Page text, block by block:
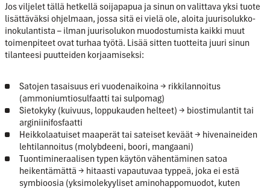
Jos viljelet tällä hetkellä soijapapua ja sinun on valittava yksi tuote
lisättäväksi ohjelmaan, jossa sitä ei vielä ole, aloita juurisolukko-
inokulantista – ilman juurisolukon muodostumista kaikki muut
toimenpiteet ovat turhaa työtä. Lisää sitten tuotteita juuri sinun
tilanteesi puutteiden korjaamiseksi:
Satojen tasaisuus eri vuodenaikoina → rikkilannoitus
(ammoniumtiosulfaatti tai sulpomag)
Sietokyky (kuivuus, loppukauden helteet) → biostimulantit tai
arginiinifosfaatti
Heikkolaatuiset maaperät tai sateiset keväät→ hivenaineiden
lehtilannoitus (molybdeeni, boori, mangaani)
Tuontimineraalisen typen käytön vähentäminen satoa
heikentämättä → hitaasti vapautuvaa typpeä, joka ei estä
symbioosia (yksimolekyyliset aminohappomuodot, kuten